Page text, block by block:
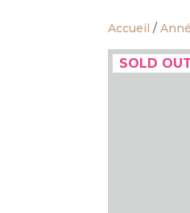
Accueil /
SOLD